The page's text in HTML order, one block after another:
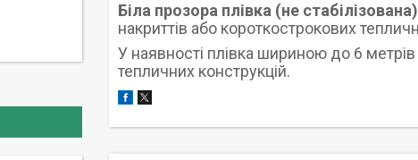
Біла прозора плівка (не стабілізована)
накриттів або короткострокових
У наявності плівка шириною до 6
тепличних конструкцій.